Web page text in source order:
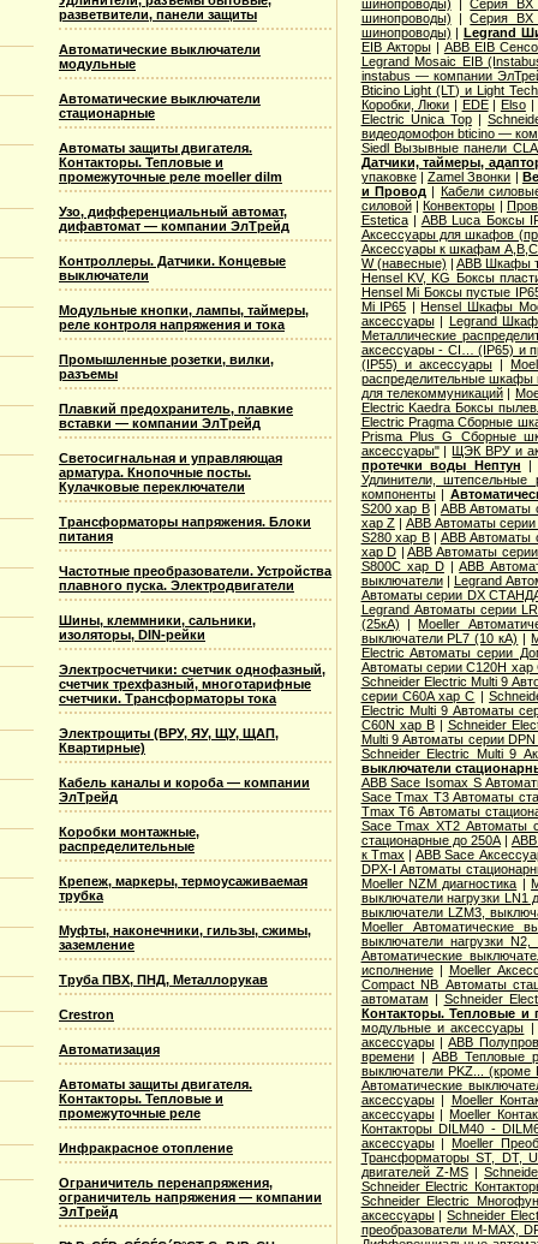
разветвители, панели защиты
Автоматические выключатели
модульные
Автоматические выключатели
стационарные
Автоматы защиты двигателя.
Контакторы. Тепловые и
промежуточные реле moeller dilm
Узо, дифференциальный автомат,
дифавтомат — компании ЭлТрейд
Контроллеры. Датчики. Концевые
выключатели
Модульные кнопки, лампы, таймеры,
реле контроля напряжения и тока
Промышленные розетки, вилки,
разъемы
Плавкий предохранитель, плавкие
вставки — компании ЭлТрейд
Светосигнальная и управляющая
арматура. Кнопочные посты.
Кулачковые переключатели
Трансформаторы напряжения. Блоки
питания
Частотные преобразователи. Устройства
плавного пуска. Электродвигатели
Шины, клеммники, сальники,
изоляторы, DIN-рейки
Электросчетчики: счетчик однофазный,
счетчик трехфазный, многотарифные
счетчики. Трансформаторы тока
Электрощиты (ВРУ, ЯУ, ЩУ, ЩАП,
Квартирные)
Кабель каналы и короба — компании
ЭлТрейд
Коробки монтажные,
распределительные
Крепеж, маркеры, термоусаживаемая
трубка
Муфты, наконечники, гильзы, сжимы,
заземление
Труба ПВХ, ПНД, Металлорукав
Crestron
Автоматизация
Автоматы защиты двигателя.
Контакторы. Тепловые и
промежуточные реле
Инфракрасное отопление
Ограничитель перенапряжения,
ограничитель напряжения — компании
ЭлТрейд
шинопроводы) |Серия ВХ
шинопроводы) |Серия ВХ
шинопроводы) | Legrand
EIB Акторы| ABB EIB
Legrand Mosaic ЕIB
instabus — компании
Bticino Light (LT) и Light
Коробки, Люки | EDE| Elso|
Electric Unica Top|
видеодомофон bticino —
Siedl Вызывные панели
Датчики, таймеры,
упаковке|Zamel Звонки |
и Провод | Кабели
силовой|Конвекторы |
Estetica| ABB Luca Боксы
Аксессуары для шкафов
Аксессуары к шкафам
W (навесные) |ABB Шкафы
Hensel KV, KG Боксы
Hensel Mi Боксы пустые
Mi IP65 |Hensel Шкафы
аксессуары| Legrand
Металлические
аксессуары - CI… (IP65) и
(IP55) и аксессуары|
распределительные
для телекоммуникаций|
Electric Kaedra Боксы
Electric Pragma Сборные
Prisma Plus G Сборные
аксессуары"|ЩЭК ВРУ и
протечки воды Нептун
Удлинители, штепсельные
компоненты|
S200 хар B| ABB Автоматы
хар Z| ABB Автоматы
S280 хар B| ABB Автоматы
хар D | ABB Автоматы
S800C хар D|ABB
выключатели| Legrand
Автоматы серии DX
Legrand Автоматы серии
(25кА) |Moeller
выключатели PL7 (10 кА) |
Electric Aвтоматы серии
Автоматы серии C120H хар
Schneider Electric Multi 9
серии C60A хар C |
Electric Multi 9 Автоматы
C60N хар B| Schneider
Multi 9 Автоматы серии
Schneider Electric Multi 9
выключатели
ABB Sace Isomax S
Sace Tmax T3 Автоматы
Tmax T6 Автоматы
Sace Tmax XT2 Автоматы
стационарные до 250А|
к Tmax | ABB Sace
DPX-I Автоматы
Moeller NZM диагностика |
выключатели нагрузки LN1
выключатели LZM3,
Moeller Автоматические
выключатели нагрузки
Автоматические
исполнение| Moeller
Compact NB Автоматы
автоматам | Schneider
Контакторы. Тепловые и
модульные и аксессуары
аксессуары|ABB
времени| ABB Тепловые
выключатели PKZ... (кроме
Автоматические
аксессуары| Moeller
аксессуары|Moeller
Контакторы DILM40 -
аксессуары|Moeller
Трансформаторы ST, DT,
двигателей Z-MS|
Schneider Electric
Schneider Electric
аксессуары|Schneider
преобразователи M-MAX,